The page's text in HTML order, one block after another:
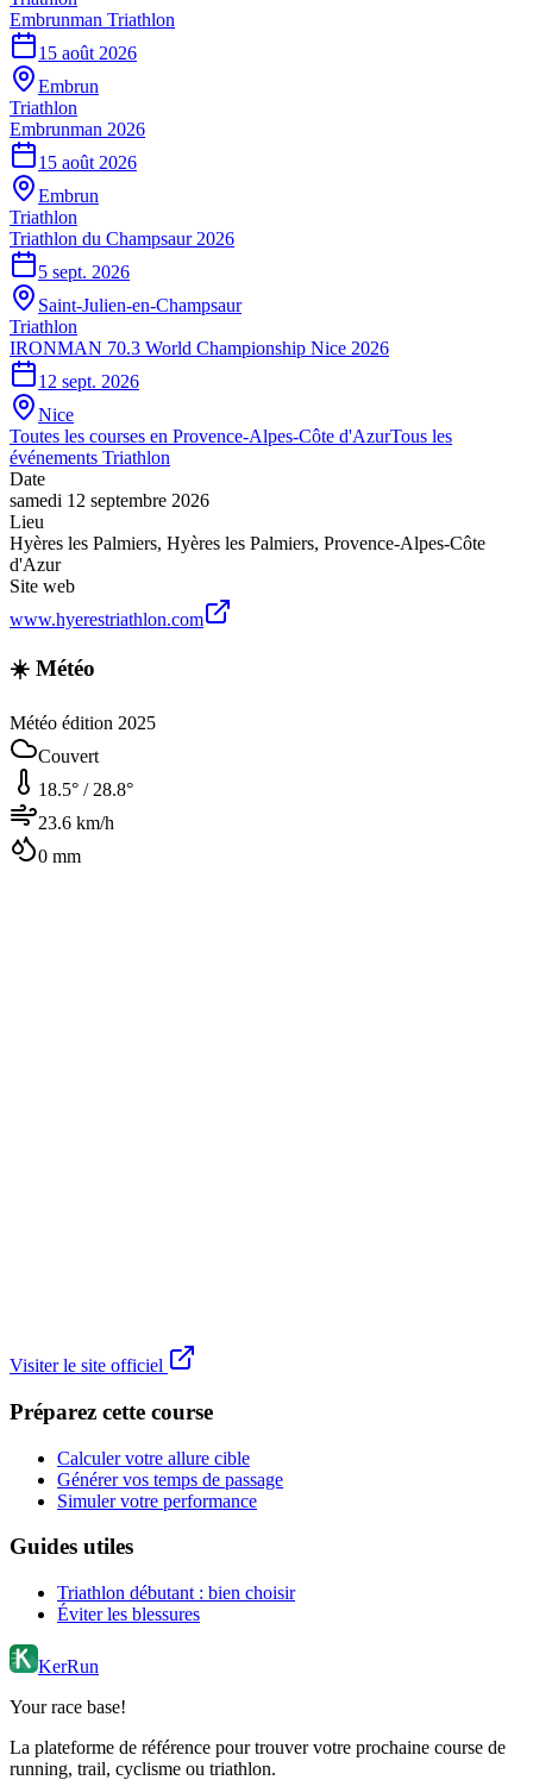
Embrunman Triathlon
15 août 2026
Embrun
Triathlon
Embrunman 2026
15 août 2026
Embrun
Triathlon
Triathlon du Champsaur 2026
5 sept. 2026
Saint-Julien-en-Champsaur
Triathlon
IRONMAN 70.3 World Championship Nice 2026
12 sept. 2026
Nice
Toutes les courses en Provence-Alpes-Côte d'AzurTous les
événements Triathlon
Date
samedi 12 septembre 2026
Lieu
Hyères les Palmiers, Hyères les Palmiers, Provence-Alpes-Côte
d'Azur
Site web
www.hyerestriathlon.com
☀️ Météo
Météo édition 2025
Couvert
18.5° / 28.8°
23.6 km/h
0 mm
Visiter le site officiel
Préparez cette course
Calculer votre allure cible
Générer vos temps de passage
Simuler votre performance
Guides utiles
Triathlon débutant : bien choisir
Éviter les blessures
KerRun
Your race base!
La plateforme de référence pour trouver votre prochaine course de
running, trail, cyclisme ou triathlon.